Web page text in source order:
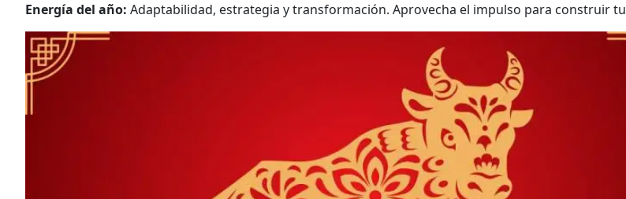
Energía del año: Adaptabilidad, estrategia y transformación. Aprovecha el impulso para construir